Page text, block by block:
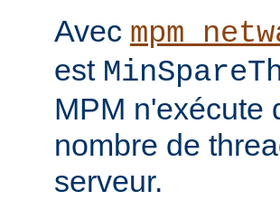
Avec
est
MPM n'exécute
nombre de
serveur.